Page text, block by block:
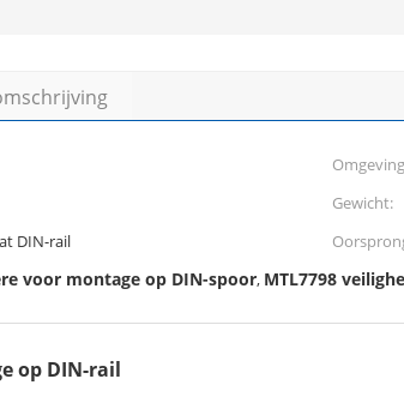
Gewicht:
DIN-rail
voor montage op DIN-spoor, MTL7798
op DIN-rail